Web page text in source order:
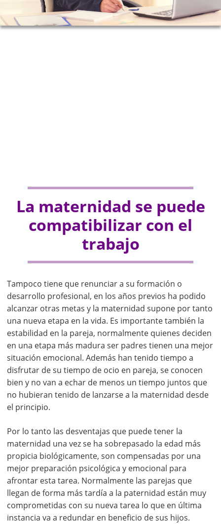
La maternidad se puede
compatibilizar con el
trabajo
Tampoco tiene que renunciar a su formación o
desarrollo profesional, en los años previos ha podido
alcanzar otras metas y la maternidad supone por tanto
una nueva etapa en la vida. Es importante también la
estabilidad en la pareja, normalmente quienes deciden
en una etapa más madura ser padres tienen una mejor
situación emocional. Además han tenido tiempo a
disfrutar de su tiempo de ocio en pareja, se conocen
bien y no van a echar de menos un tiempo juntos que
no hubieran tenido de lanzarse a la maternidad desde
el principio.
Por lo tanto las desventajas que puede tener la
maternidad una vez se ha sobrepasado la edad más
propicia biológicamente, son compensadas por una
mejor preparación psicológica y emocional para
afrontar esta tarea. Normalmente las parejas que
llegan de forma más tardía a la paternidad están muy
comprometidas con su nueva tarea lo que en última
instancia va a redundar en beneficio de sus hijos.